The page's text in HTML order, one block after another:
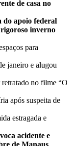
de casa no
apoio federal
inverno
para
janeiro e alugou
no filme “O
após suspeita de
estragada e
acidente e
de Manaus